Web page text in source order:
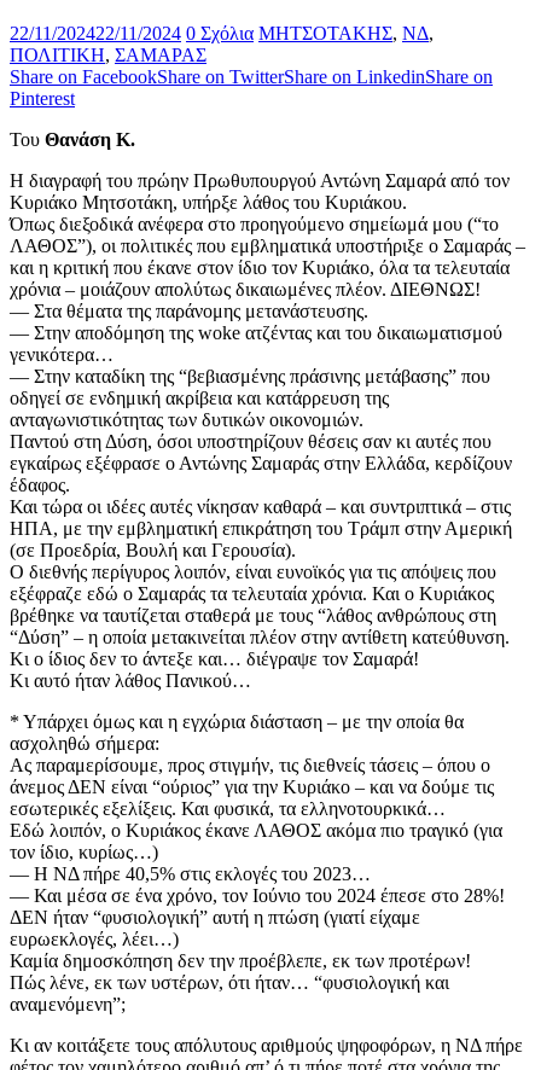
22/11/202422/11/2024 0 Σχόλια ΜΗΤΣΟΤΑΚΗΣ, ΝΔ,
ΠΟΛΙΤΙΚΗ, ΣΑΜΑΡΑΣ
Share on FacebookShare on TwitterShare on LinkedinShare on
Pinterest
Του Θανάση Κ.
Η διαγραφή του πρώην Πρωθυπουργού Αντώνη Σαμαρά από τον
Κυριάκο Μητσοτάκη, υπήρξε λάθος του Κυριάκου.
Όπως διεξοδικά ανέφερα στο προηγούμενο σημείωμά μου (“το
ΛΑΘΟΣ”), οι πολιτικές που εμβληματικά υποστήριξε ο Σαμαράς –
και η κριτική που έκανε στον ίδιο τον Κυριάκο, όλα τα τελευταία
χρόνια – μοιάζουν απολύτως δικαιωμένες πλέον. ΔΙΕΘΝΩΣ!
— Στα θέματα της παράνομης μετανάστευσης.
— Στην αποδόμηση της woke ατζέντας και του δικαιωματισμού
γενικότερα…
— Στην καταδίκη της “βεβιασμένης πράσινης μετάβασης” που
οδηγεί σε ενδημική ακρίβεια και κατάρρευση της
ανταγωνιστικότητας των δυτικών οικονομιών.
Παντού στη Δύση, όσοι υποστηρίζουν θέσεις σαν κι αυτές που
εγκαίρως εξέφρασε ο Αντώνης Σαμαράς στην Ελλάδα, κερδίζουν
έδαφος.
Και τώρα οι ιδέες αυτές νίκησαν καθαρά – και συντριπτικά – στις
ΗΠΑ, με την εμβληματική επικράτηση του Τράμπ στην Αμερική
(σε Προεδρία, Βουλή και Γερουσία).
Ο διεθνής περίγυρος λοιπόν, είναι ευνοϊκός για τις απόψεις που
εξέφραζε εδώ ο Σαμαράς τα τελευταία χρόνια. Και ο Κυριάκος
βρέθηκε να ταυτίζεται σταθερά με τους “λάθος ανθρώπους στη
“Δύση” – η οποία μετακινείται πλέον στην αντίθετη κατεύθυνση.
Κι ο ίδιος δεν το άντεξε και… διέγραψε τον Σαμαρά!
Κι αυτό ήταν λάθος Πανικού…
* Υπάρχει όμως και η εγχώρια διάσταση – με την οποία θα
ασχοληθώ σήμερα:
Ας παραμερίσουμε, προς στιγμήν, τις διεθνείς τάσεις – όπου ο
άνεμος ΔΕΝ είναι “ούριος” για την Κυριάκο – και να δούμε τις
εσωτερικές εξελίξεις. Και φυσικά, τα ελληνοτουρκικά…
Εδώ λοιπόν, ο Κυριάκος έκανε ΛΑΘΟΣ ακόμα πιο τραγικό (για
τον ίδιο, κυρίως…)
— Η ΝΔ πήρε 40,5% στις εκλογές του 2023…
— Και μέσα σε ένα χρόνο, τον Ιούνιο του 2024 έπεσε στο 28%!
ΔΕΝ ήταν “φυσιολογική” αυτή η πτώση (γιατί είχαμε
ευρωεκλογές, λέει…)
Καμία δημοσκόπηση δεν την προέβλεπε, εκ των προτέρων!
Πώς λένε, εκ των υστέρων, ότι ήταν… “φυσιολογική και
αναμενόμενη”;
Κι αν κοιτάξετε τους απόλυτους αριθμούς ψηφοφόρων, η ΝΔ πήρε